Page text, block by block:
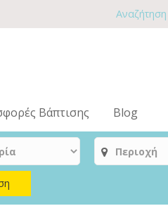
Αναζήτηση
Βάπτισης Blog